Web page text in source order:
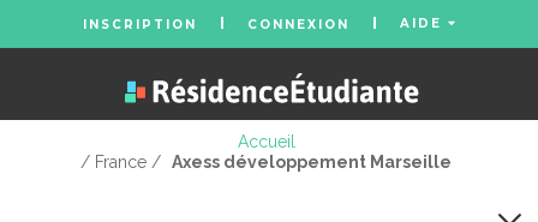
INSCRIPTION CONNEXION AIDE
Accueil
/ France / Axess développement Marseille